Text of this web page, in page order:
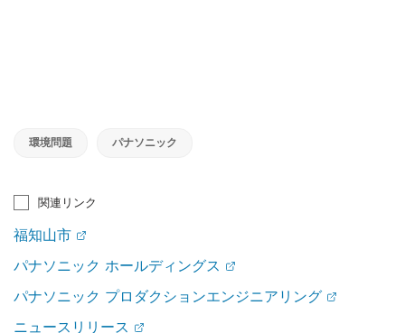
環境問題 パナソニック
関連リンク
福知山市
パナソニック ホールディングス
パナソニック プロダクションエンジニアリング
ニュースリリース